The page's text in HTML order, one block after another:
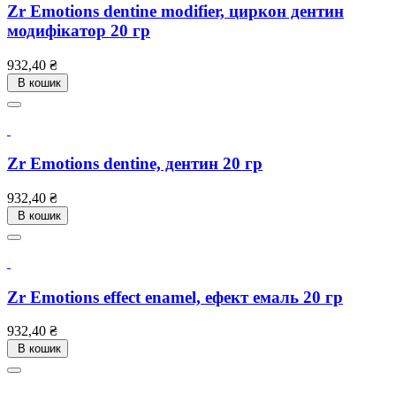
Zr Emotions dentine modifier, циркон дентин
модифікатор 20 гр
932,40 ₴Ціна
В кошик
Zr Emotions dentine, дентин 20 гр
932,40 ₴Ціна
В кошик
Zr Emotions effect enamel, ефект емаль 20 гр
932,40 ₴Ціна
В кошик